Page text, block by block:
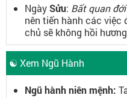
NgàySửu: Bất quan
nên tiến hành các việc
chủ sẽ không hồi
☯ Xem Ngũ Hành
Ngũ hành niên mệnh: